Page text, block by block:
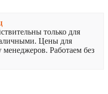
только для
Цены для
Работаем без